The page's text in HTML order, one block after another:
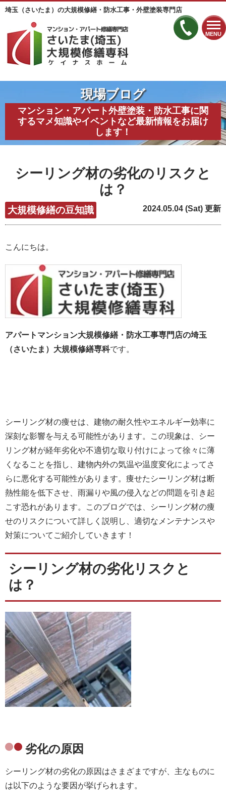
MENU
埼玉（さいたま）の大規模修繕・防水工事・外壁塗装専門店
現場ブログ
マンション・アパート外壁塗装・防水工事に関
するマメ知識やイベントなど最新情報をお届け
します！
シーリング材の劣化のリスクと
は？
大規模修繕の豆知識 2024.05.04 (Sat) 更新
こんにちは。
アパートマンション大規模修繕・防水工事専門店の埼玉
（さいたま）大規模修繕専科です。
シーリング材の痩せは、建物の耐久性やエネルギー効率に
深刻な影響を与える可能性があります。この現象は、シー
リング材が経年劣化や不適切な取り付けによって徐々に薄
くなることを指し、建物内外の気温や温度変化によってさ
らに悪化する可能性があります。痩せたシーリング材は断
熱性能を低下させ、雨漏りや風の侵入などの問題を引き起
こす恐れがあります。このブログでは、シーリング材の痩
せのリスクについて詳しく説明し、適切なメンテナンスや
対策についてご紹介していきます！
シーリング材の劣化リスクと
は？
劣化の原因
シーリング材の劣化の原因はさまざまですが、主なものに
は以下のような要因が挙げられます。